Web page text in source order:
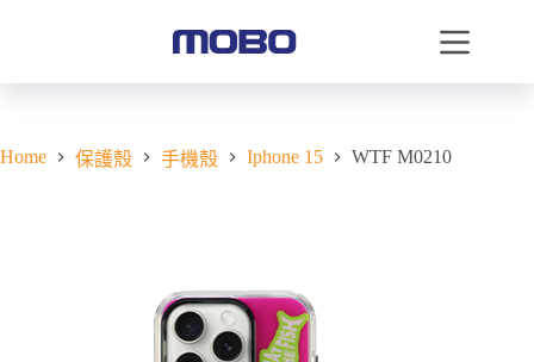
Home 保護殼 手機殼 Iphone 15 WTF M0210